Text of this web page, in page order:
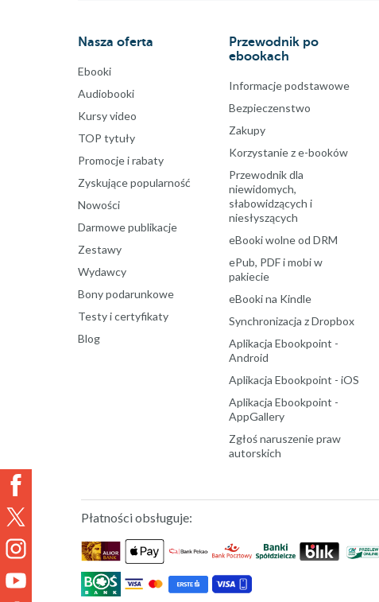
Nasza oferta
Ebooki
Audiobooki
Kursy video
TOP tytuły
Promocje i rabaty
Zyskujące popularność
Nowości
Darmowe publikacje
Zestawy
Wydawcy
Bony podarunkowe
Testy i certyfikaty
Blog
Przewodnik po
ebookach
Informacje podstawowe
Bezpieczenstwo
Zakupy
Korzystanie z e-booków
Przewodnik dla
niewidomych,
słabowidzących i
niesłyszących
eBooki wolne od DRM
ePub, PDF i mobi w
pakiecie
eBooki na Kindle
Synchronizacja z Dropbox
Aplikacja Ebookpoint -
Android
Aplikacja Ebookpoint - iOS
Aplikacja Ebookpoint -
AppGallery
Zgłoś naruszenie praw
autorskich
Płatności obsługuje: